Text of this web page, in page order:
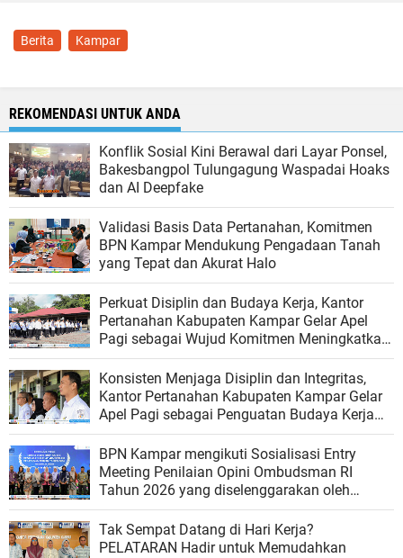
Berita Kampar
REKOMENDASI UNTUK ANDA
Konflik Sosial Kini Berawal dari Layar Ponsel,
Bakesbangpol Tulungagung Waspadai Hoaks
dan AI Deepfake
Validasi Basis Data Pertanahan, Komitmen
BPN Kampar Mendukung Pengadaan Tanah
yang Tepat dan Akurat Halo
Perkuat Disiplin dan Budaya Kerja, Kantor
Pertanahan Kabupaten Kampar Gelar Apel
Pagi sebagai Wujud Komitmen Meningkatkan
Kualitas Pelayanan
Konsisten Menjaga Disiplin dan Integritas,
Kantor Pertanahan Kabupaten Kampar Gelar
Apel Pagi sebagai Penguatan Budaya Kerja
Organisasi
BPN Kampar mengikuti Sosialisasi Entry
Meeting Penilaian Opini Ombudsman RI
Tahun 2026 yang diselenggarakan oleh
Ombudsman RI
Tak Sempat Datang di Hari Kerja?
PELATARAN Hadir untuk Memudahkan